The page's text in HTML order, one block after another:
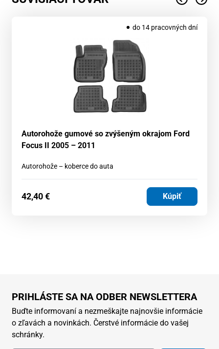
do 14 pracovných dní
Autorohože gumové so zvýšeným okrajom Ford
Focus II 2005 – 2011
Autorohože – koberce do auta
42,40€ Kúpiť
PRIHLÁSTE SA NA ODBER NEWSLETTERA
Buďte informovaní a nezmeškajte najnovšie informácie
o zľavách a novinkách. Čerstvé informácie do vašej
schránky.